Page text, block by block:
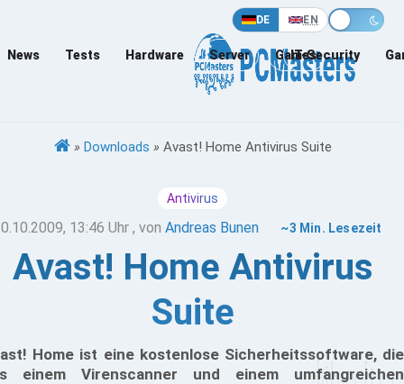
DE EN
News Tests Hardware Server Games
IT-Security
» Downloads » Avast! Home Antivirus Suite
Antivirus
13:46 Uhr , vonAndreas Bunen ~3 Min. Lesezeit
Avast! Home Antivirus
Suite
Home ist eine kostenlose Sicherheitssoftware, die
einem Virenscanner und einem umfangreichen